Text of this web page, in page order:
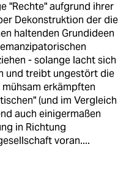
"Rechte" aufgrund ihrer
Dekonstruktion der die
haltenden Grundideen
- solange lacht sich
und treibt ungestört die
erkämpften
(und im Vergleich
auch einigermaßen
in Richtung
voran....